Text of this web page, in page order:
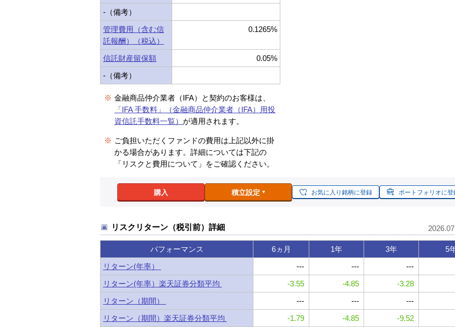
-（備考）
管理費用（含む信
託報酬）（税込）
0.1265%
信託財産留保額
0.05%
-（備考）
※ 金融商品仲介業者（IFA）と契約のお客様は、
「IFA 手数料」（金融商品仲介業者（IFA）用投
資信託手数料一覧） が適用されます。
※ ご負担いただくファンドの費用は上記以外に掛
かる場合があります。詳細については下記の
「リスクと費用について」をご確認ください。
購入 積立設定 お気に入り銘柄に登録 ポートフォリオに登
リスクリターン（税引前）詳細
パフォーマンス 6ヵ月 1年 3年
5
リターン(年率）
--- --- ---
リターン(年率）楽天証券分類平均
-3.55 -4.85 -3.28
リターン（期間）
--- --- ---
リターン（期間）楽天証券分類平均
-1.79 -4.85 -9.52